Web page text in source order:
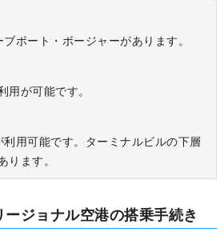
ポート・ボージャーがあります。
用が可能です。
用可能です。ターミナルビルの下層
ります。
ジョナル空港の搭乗手続き